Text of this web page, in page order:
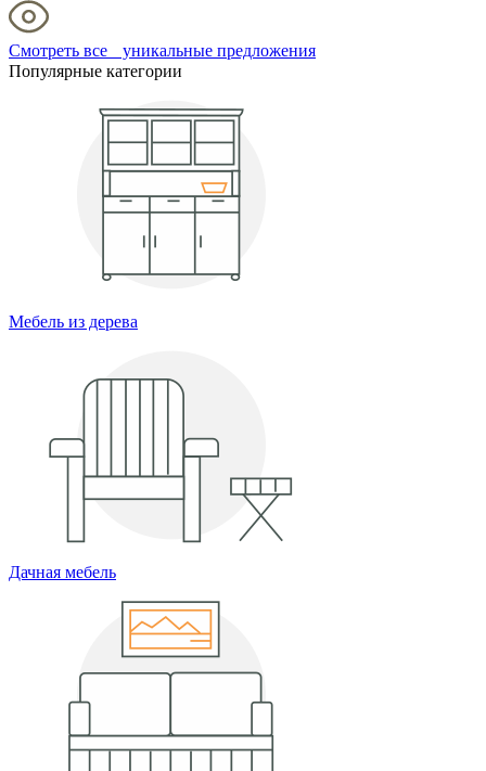
Смотреть все уникальные предложения
Популярные категории
Мебель из дерева
Дачная мебель